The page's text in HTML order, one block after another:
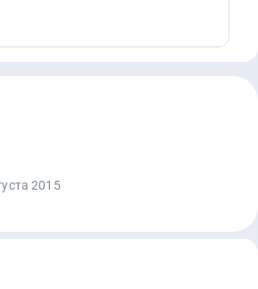
2015